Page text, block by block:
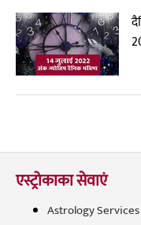
एस्ट्रोकाका सेवाएं
Astrology Services